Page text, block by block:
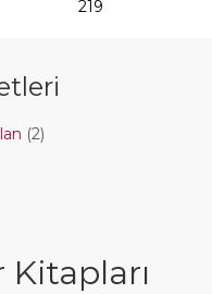
219
(2)
Kitapları